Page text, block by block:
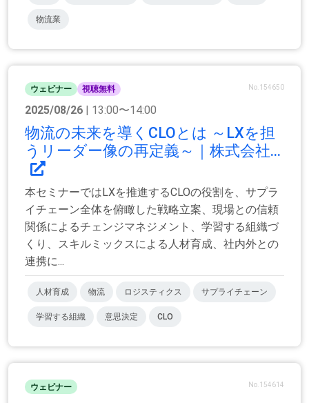
物流業
ウェビナー 視聴無料 No.154650
2025/08/26 | 13:00〜14:00
物流の未来を導くCLOとは ～LXを担
うリーダー像の再定義～｜株式会社...
本セミナーではLXを推進するCLOの役割を、サプラ
イチェーン全体を俯瞰した戦略立案、現場との信頼
関係によるチェンジマネジメント、学習する組織づ
くり、スキルミックスによる人材育成、社内外との
連携に...
人材育成 物流 ロジスティクス サプライチェーン
学習する組織 意思決定 CLO
ウェビナー No.154614